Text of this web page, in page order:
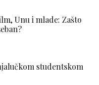
Unu i mlade: Zašto
studentskom